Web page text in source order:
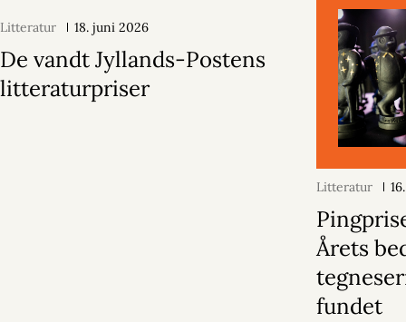
Litteratur 18. juni 2026
De vandt Jyllands-Postens
litteraturpriser
Litteratur
Årets
fundet